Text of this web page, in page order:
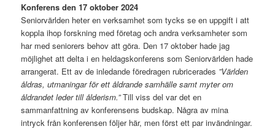
Konferens den 17 oktober 2024
Seniorvärlden heter en verksamhet som tycks se en uppgift i att
koppla ihop forskning med företag och andra verksamheter som
har med seniorers behov att göra. Den 17 oktober hade jag
möjlighet att delta i en heldagskonferens som Seniorvärlden hade
arrangerat. Ett av de inledande föredragen rubricerades ”Världen
åldras, utmaningar för ett åldrande samhälle samt myter om
åldrandet leder till ålderism.”Till viss del var det en
sammanfattning av konferensens budskap. Några av mina
intryck från konferensen följer här, men först ett par invändningar.